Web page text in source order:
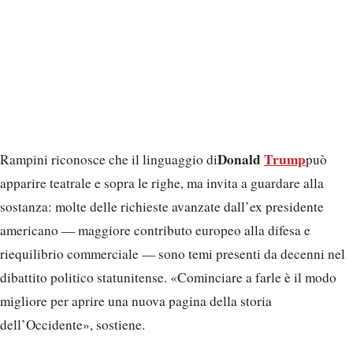
Rampini riconosce che il linguaggio diDonald Trumppuò
apparire teatrale e sopra le righe, ma invita a guardare alla
sostanza: molte delle richieste avanzate dall’ex presidente
americano — maggiore contributo europeo alla difesa e
riequilibrio commerciale — sono temi presenti da decenni nel
dibattito politico statunitense. «Cominciare a farle è il modo
migliore per aprire una nuova pagina della storia
dell’Occidente», sostiene.